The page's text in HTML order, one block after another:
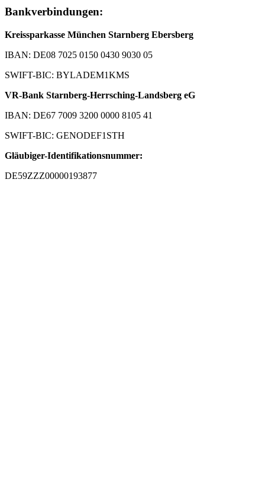
Bankverbindungen:
Kreissparkasse München Starnberg Ebersberg
IBAN: DE08 7025 0150 0430 9030 05
SWIFT-BIC: BYLADEM1KMS
VR-Bank Starnberg-Herrsching-Landsberg eG
IBAN: DE67 7009 3200 0000 8105 41
SWIFT-BIC: GENODEF1STH
Gläubiger-Identifikationsnummer:
DE59ZZZ00000193877